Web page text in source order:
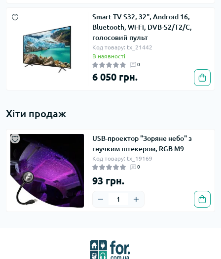
Smart TV S32, 32", Android 16,
Bluetooth, Wi-Fi, DVB-S2/T2/C,
голосовий пульт
Код товару: tx_21442
В наявності
0
6 050 грн.
Хіти продаж
USB-проектор "Зоряне небо" з
гнучким штекером, RGB M9
Код товару: tx_19169
0
93 грн.